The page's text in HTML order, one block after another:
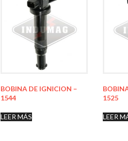
BOBINA DE IGNICION –
1544
LEER MÁS
1525
LEER